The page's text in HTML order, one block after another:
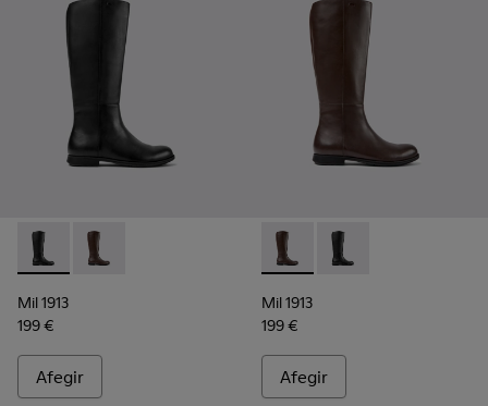
Mil 1913 - K400451-001 - Botes altes de pell i teixit negres
Mil 1913 - K400451-003 - Botes altes marrons de
Mil 1913
199 €
Afegir
Mil 1913 - K400451-003 -
Mil 1913 -
Mil 1913
199 €
Afegir